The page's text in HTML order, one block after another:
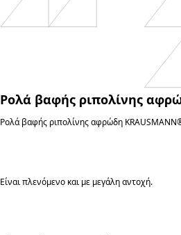
Ρολά βαφής ριπολίνης
Ρολά βαφής ριπολίνης αφρώδη
Είναι πλενόμενο και με μεγάλη αντοχή.